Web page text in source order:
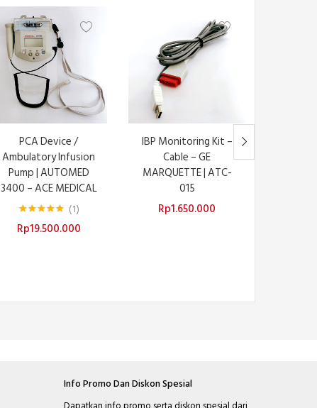
PCA Device /
Ambulatory Infusion
Pump | AUTOMED
3400 – ACE MEDICAL
dari 5
1
Rp19.500.000
IBP Monitoring Kit –
Cable – GE
MARQUETTE | ATC-
015
Rp1.650.000
Info Promo Dan Diskon Spesial